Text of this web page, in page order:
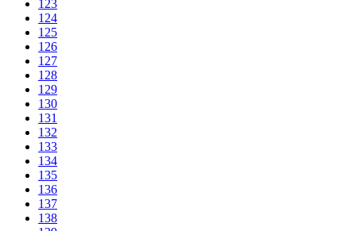
123
124
125
126
127
128
129
130
131
132
133
134
135
136
137
138